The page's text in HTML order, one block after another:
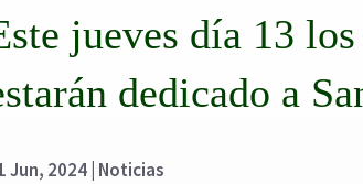
jueves día 13
dedicado a
Jun, 2024 Noticias